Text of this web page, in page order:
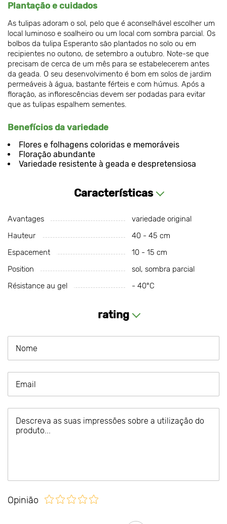
Plantação e cuidados
As tulipas adoram o sol, pelo que é aconselhável escolher um
local luminoso e soalheiro ou um local com sombra parcial. Os
bolbos da tulipa Esperanto são plantados no solo ou em
recipientes no outono, de setembro a outubro. Note-se que
precisam de cerca de um mês para se estabelecerem antes
da geada. O seu desenvolvimento é bom em solos de jardim
permeáveis à água, bastante férteis e com húmus. Após a
floração, as inflorescências devem ser podadas para evitar
que as tulipas espalhem sementes.
Benefícios da variedade
Flores e folhagens coloridas e memoráveis
Floração abundante
Variedade resistente à geada e despretensiosa
Características
Avantages
variedade original
Hauteur
40 - 45 cm
Espacement
10 - 15 cm
Position
sol, sombra parcial
Résistance au gel
- 40°C
rating
Opinião